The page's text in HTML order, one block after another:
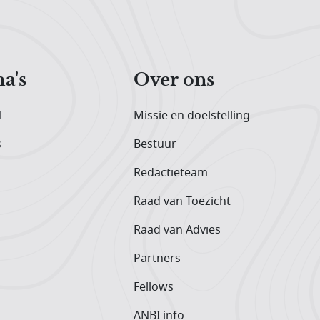
Over ons
Missie en doelstelling
Bestuur
Redactieteam
Raad van Toezicht
Raad van Advies
Partners
Fellows
ANBI info